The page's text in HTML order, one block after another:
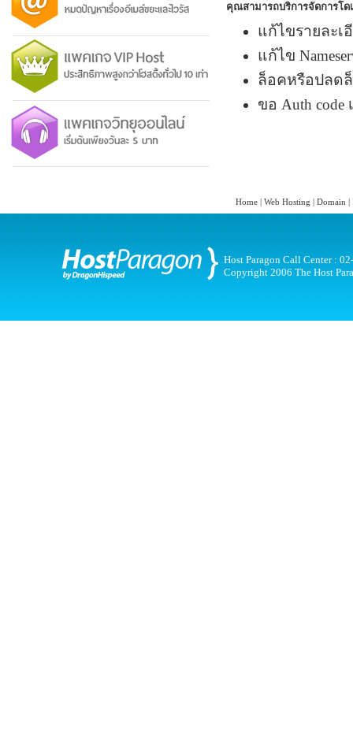
คุณสามารถบริการจัดการโด
แก้ไขรายละเ
แก้ไข
ล็อคหรือปลด
ขอ Auth code
Home | Web Hosting | Domain |
Host Paragon Call Center :
Copyright 2006 The Host